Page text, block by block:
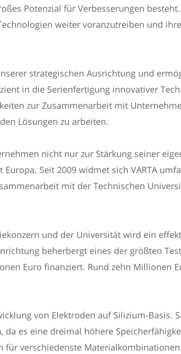
Potenzial für Verbesserungen
weiter voranzutreiben und
strategischen Ausrichtung und
in die Serienfertigung innovativer
zur Zusammenarbeit mit
Lösungen zu arbeiten.
nicht nur zur Stärkung seiner
Seit 2009 widmet sich VARTA
mit der Technischen
und der Universität wird ein
beherbergt eines der größten
Euro finanziert. Rund zehn Millionen
von Elektroden auf Silizium-Basis.
es eine dreimal höhere
verschiedenste